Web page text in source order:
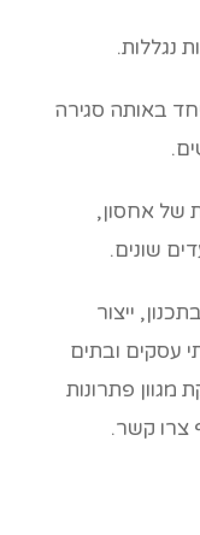
נגללות.
באותה סגירה
של אחסון,
שונים.
ייצור
עסקים ובתים
פתרונות
צרו קשר.